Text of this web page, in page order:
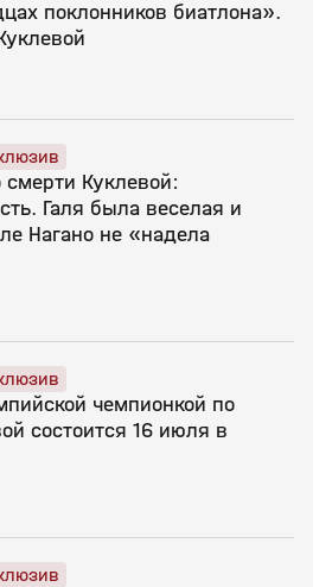
поклонников биатлона».
Куклевой:
Галя была веселая и
Нагано не «надела
чемпионкой по
состоится 16 июля в